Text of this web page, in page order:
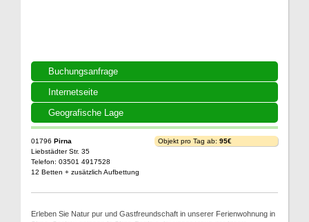
Buchungsanfrage
Internetseite
Geografische Lage
01796 Pirna
Liebstädter Str. 35
Telefon: 03501 4917528
12 Betten + zusätzlich Aufbettung
Objekt pro Tag ab: 95€
Erleben Sie Natur pur und Gastfreundschaft in unserer Ferienwohnung in